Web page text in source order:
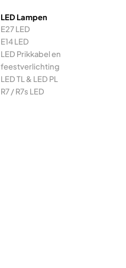
LED Lampen
E27 LED
E14 LED
LED Prikkabel en
feestverlichting
LED TL & LED PL
R7 / R7s LED